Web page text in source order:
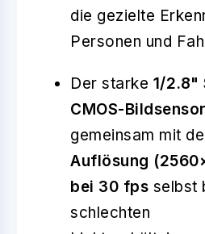
die gezielte
Personen und
Der starke 1/2.8"
CMOS-Bildsensor
gemeinsam mit
Auflösung
bei 30 fps selbst
schlechten